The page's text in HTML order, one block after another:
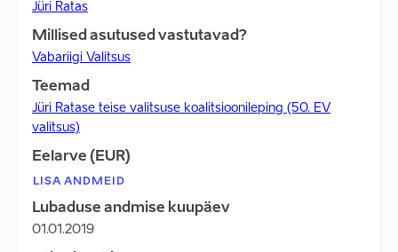
Jüri Ratas
Millised asutused vastutavad?
Vabariigi Valitsus
Teemad
Jüri Ratase teise valitsuse koalitsioonileping (50. EV
valitsus)
Eelarve (EUR)
LISA ANDMEID
Lubaduse andmise kuupäev
01.01.2019